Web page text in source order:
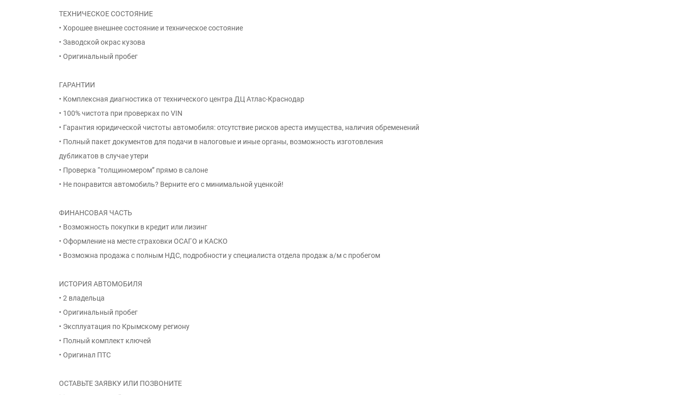
ТЕХНИЧЕСКОЕ СОСТОЯНИЕ
• Хорошее внешнее состояние и техническое состояние
• Заводской окрас кузова
• Оригинальный пробег
ГАРАНТИИ
• Комплексная диагностика от технического центра ДЦ Атлас-Краснодар
• 100% чистота при проверках по VIN
• Гарантия юридической чистоты автомобиля: отсутствие рисков ареста имущества, наличия обременений
• Полный пакет документов для подачи в налоговые и иные органы, возможность изготовления
дубликатов в случае утери
• Проверка “толщиномером” прямо в салоне
• Не понравится автомобиль? Верните его с минимальной уценкой!
ФИНАНСОВАЯ ЧАСТЬ
• Возможность покупки в кредит или лизинг
• Оформление на месте страховки ОСАГО и КАСКО
• Возможна продажа с полным НДС, подробности у специалиста отдела продаж а/м с пробегом
ИСТОРИЯ АВТОМОБИЛЯ
• 2 владельца
• Оригинальный пробег
• Эксплуатация по Крымскому региону
• Полный комплект ключей
• Оригинал ПТС
ОСТАВЬТЕ ЗАЯВКУ ИЛИ ПОЗВОНИТЕ